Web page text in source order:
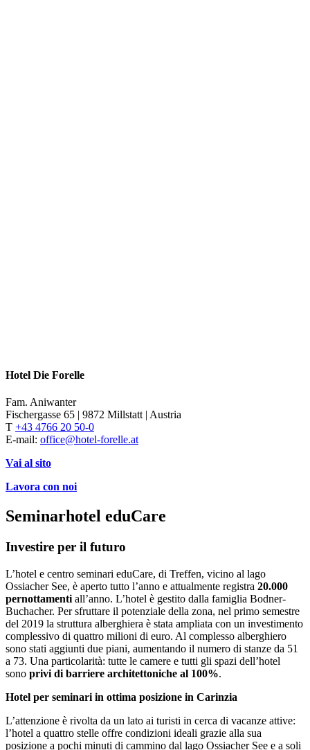
Hotel Die Forelle
Fam. Aniwanter
Fischergasse 65 | 9872 Millstatt | Austria
T +43 4766 20 50-0
E-mail: office@hotel-forelle.at
Vai al sito
Lavora con noi
Seminarhotel eduCare
Investire per il futuro
L’hotel e centro seminari eduCare, di Treffen, vicino al lago
Ossiacher See, è aperto tutto l’anno e attualmente registra 20.000
pernottamenti all’anno. L’hotel è gestito dalla famiglia Bodner-
Buchacher. Per sfruttare il potenziale della zona, nel primo semestre
del 2019 la struttura alberghiera è stata ampliata con un investimento
complessivo di quattro milioni di euro. Al complesso alberghiero
sono stati aggiunti due piani, aumentando il numero di stanze da 51
a 73. Una particolarità: tutte le camere e tutti gli spazi dell’hotel
sono privi di barriere architettoniche al 100%.
Hotel per seminari in ottima posizione in Carinzia
L’attenzione è rivolta da un lato ai turisti in cerca di vacanze attive:
l’hotel a quattro stelle offre condizioni ideali grazie alla sua
posizione a pochi minuti di cammino dal lago Ossiacher See e a soli